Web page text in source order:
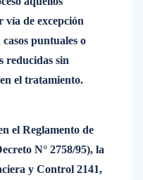
vía de excepción
puntuales o
reducidas sin
el tratamiento.
el Reglamento de
N° 2758/95), la
y Control 2141,